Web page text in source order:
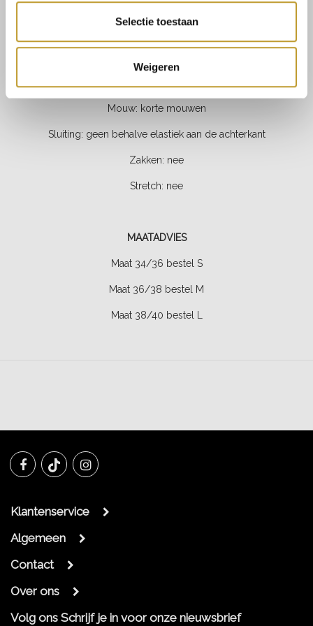
Selectie toestaan
Weigeren
Kleur: roze
Mouw: korte mouwen
Sluiting: geen behalve elastiek aan de achterkant
Zakken: nee
Stretch: nee
MAATADVIES
Maat 34/36 bestel S
Maat 36/38 bestel M
Maat 38/40 bestel L
Klantenservice
Algemeen
Contact
Over ons
Volg ons Schrijf je in voor onze nieuwsbrief